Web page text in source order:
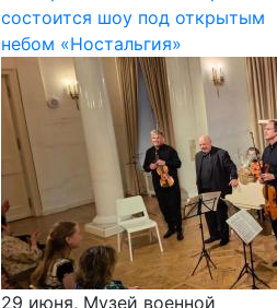
состоится шоу под открытым
небом «Ностальгия»
29 июня, Музей военной